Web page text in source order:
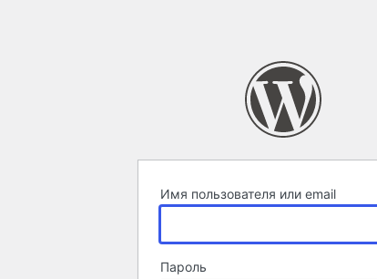
Имя пользователя или email
Пароль